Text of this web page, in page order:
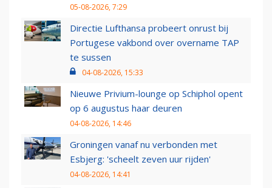
05-08-2026, 7:29
Directie Lufthansa probeert onrust bij
Portugese vakbond over overname TAP
te sussen
04-08-2026, 15:33
Nieuwe Privium-lounge op Schiphol opent
op 6 augustus haar deuren
04-08-2026, 14:46
Groningen vanaf nu verbonden met
Esbjerg: 'scheelt zeven uur rijden'
04-08-2026, 14:41